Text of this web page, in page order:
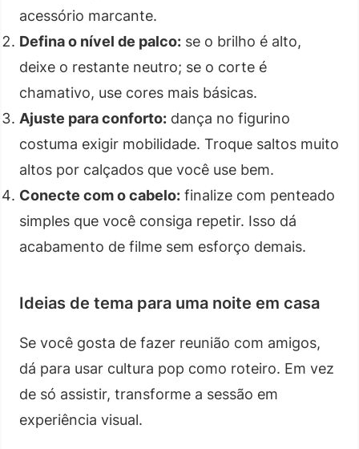
acessório marcante.
Defina o nível de palco: se o brilho é alto,
deixe o restante neutro; se o corte é
chamativo, use cores mais básicas.
Ajuste para conforto: dança no figurino
costuma exigir mobilidade. Troque saltos muito
altos por calçados que você use bem.
Conecte com o cabelo: finalize com penteado
simples que você consiga repetir. Isso dá
acabamento de filme sem esforço demais.
Ideias de tema para uma noite em casa
Se você gosta de fazer reunião com amigos,
dá para usar cultura pop como roteiro. Em vez
de só assistir, transforme a sessão em
experiência visual.